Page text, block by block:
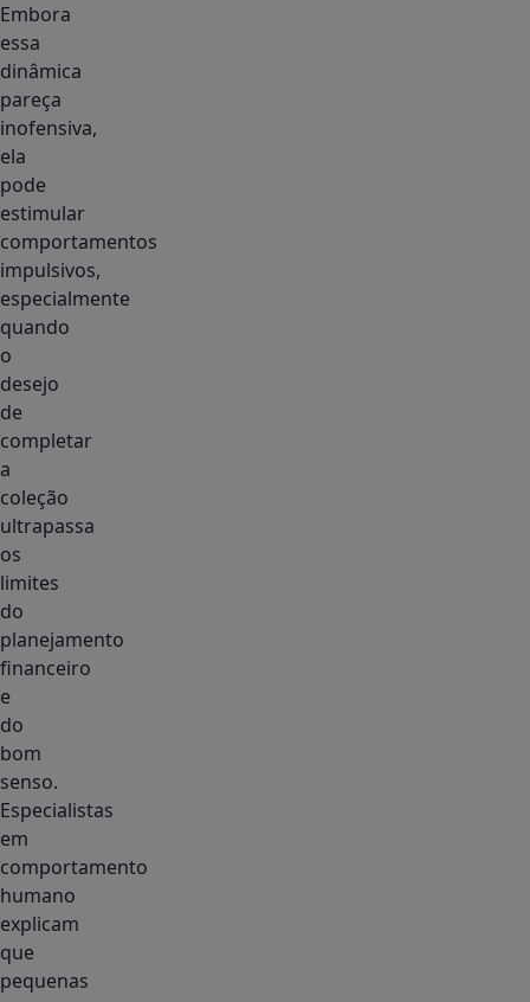
Embora
essa
dinâmica
pareça
inofensiva,
ela
pode
estimular
comportamentos
impulsivos,
especialmente
quando
o
desejo
de
completar
a
coleção
ultrapassa
os
limites
do
planejamento
financeiro
e
do
bom
senso.
Especialistas
em
comportamento
humano
explicam
que
pequenas